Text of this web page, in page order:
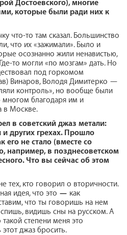
Достоевского), многие
которые были ради них к
что-то там сказал. Большинство
что их «зажимали». Было и
осознанно жили ненавистью,
то могли «по мозгам» дать. Но
под горкомом
Винаров, Володя Димитерко —
контроль», но вообще были
благодаря им и
в Москве.
в советский джаз метали:
и других грехах. Прошло
его не стало (вместе со
например, в позднесоветском
Что вы сейчас об этом
тех, кто говорил о вторичности.
идея, что это — как
что ты говоришь на нем
видишь сны на русском. А
степени меня это
джаз бросить.